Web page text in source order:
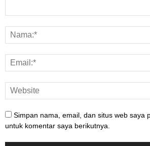
Simpan nama, email, dan situs web saya
untuk komentar saya berikutnya.